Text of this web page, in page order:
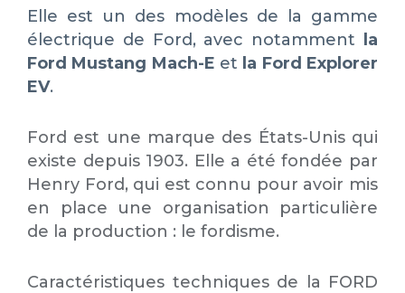
Elle est un des modèles de la gamme
électrique de Ford, avec notamment
la
Ford Mustang Mach-E et la Ford Explorer
EV.
Ford est une marque des États-Unis qui
existe depuis 1903. Elle a été fondée par
Henry Ford, qui est connu pour avoir mis
en place une organisation particulière
de la production : le fordisme.
Caractéristiques techniques de la FORD